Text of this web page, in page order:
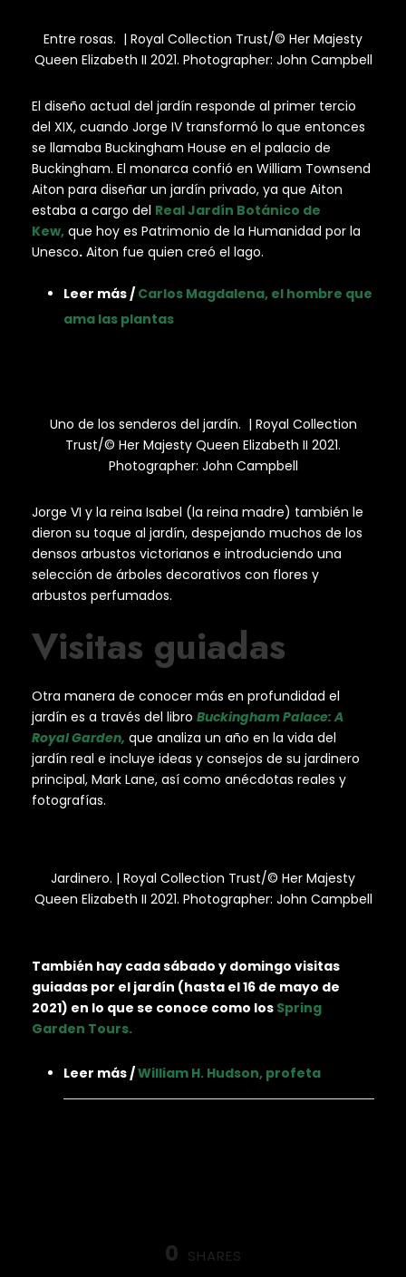
Entre rosas. | Royal Collection Trust/© Her Majesty
Queen Elizabeth II 2021. Photographer: John Campbell
El diseño actual del jardín responde al primer tercio
del XIX, cuando Jorge IV transformó lo que entonces
se llamaba Buckingham House en el palacio de
Buckingham. El monarca confió en William Townsend
Aiton para diseñar un jardín privado, ya que Aiton
estaba a cargo del Real Jardín Botánico de
Kew, que hoy es Patrimonio de la Humanidad por la
Unesco. Aiton fue quien creó el lago.
Leer más / Carlos Magdalena, el hombre que
ama las plantas
Uno de los senderos del jardín. | Royal Collection
Trust/© Her Majesty Queen Elizabeth II 2021.
Photographer: John Campbell
Jorge VI y la reina Isabel (la reina madre) también le
dieron su toque al jardín, despejando muchos de los
densos arbustos victorianos e introduciendo una
selección de árboles decorativos con flores y
arbustos perfumados.
Visitas guiadas
Otra manera de conocer más en profundidad el
jardín es a través del libro Buckingham Palace: A
Royal Garden, que analiza un año en la vida del
jardín real e incluye ideas y consejos de su jardinero
principal, Mark Lane, así como anécdotas reales y
fotografías.
Jardinero. | Royal Collection Trust/© Her Majesty
Queen Elizabeth II 2021. Photographer: John Campbell
También hay cada sábado y domingo visitas
guiadas por el jardín (hasta el 16 de mayo de
2021) en lo que se conoce como los Spring
Garden Tours.
Leer más /William H. Hudson, profeta
0 SHARES